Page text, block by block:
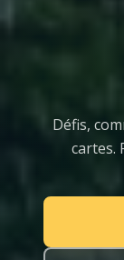
Défis,
cartes.